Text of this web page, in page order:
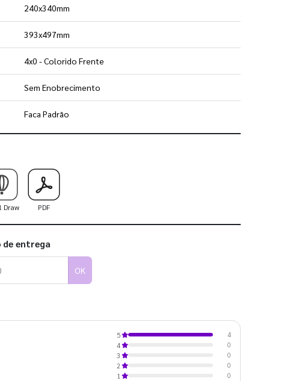
240x340mm
393x497mm
4x0 - Colorido Frente
Sem Enobrecimento
Faca Padrão
como utilizar os nossos gabaritos
Draw PDF
entrega
OK
5
4
4
0
3
0
2
0
1
0